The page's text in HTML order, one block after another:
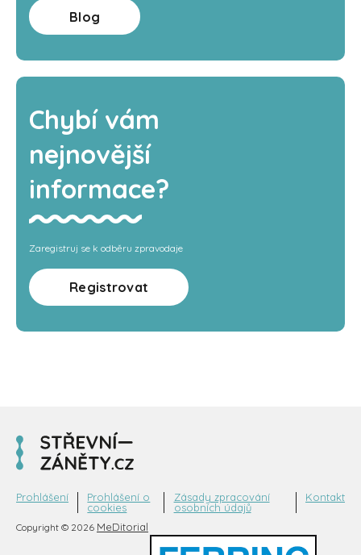
Blog
Chybí vám
nejnovější
informace?
Zaregistruj se k odběru zpravodaje
Registrovat
Copyright © 2026 MeDitorial
Prohlášení
Prohlášení o
cookies
Zásady zpracování
osobních údajů
Kontakt